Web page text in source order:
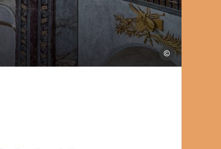
Nicolas Diolez